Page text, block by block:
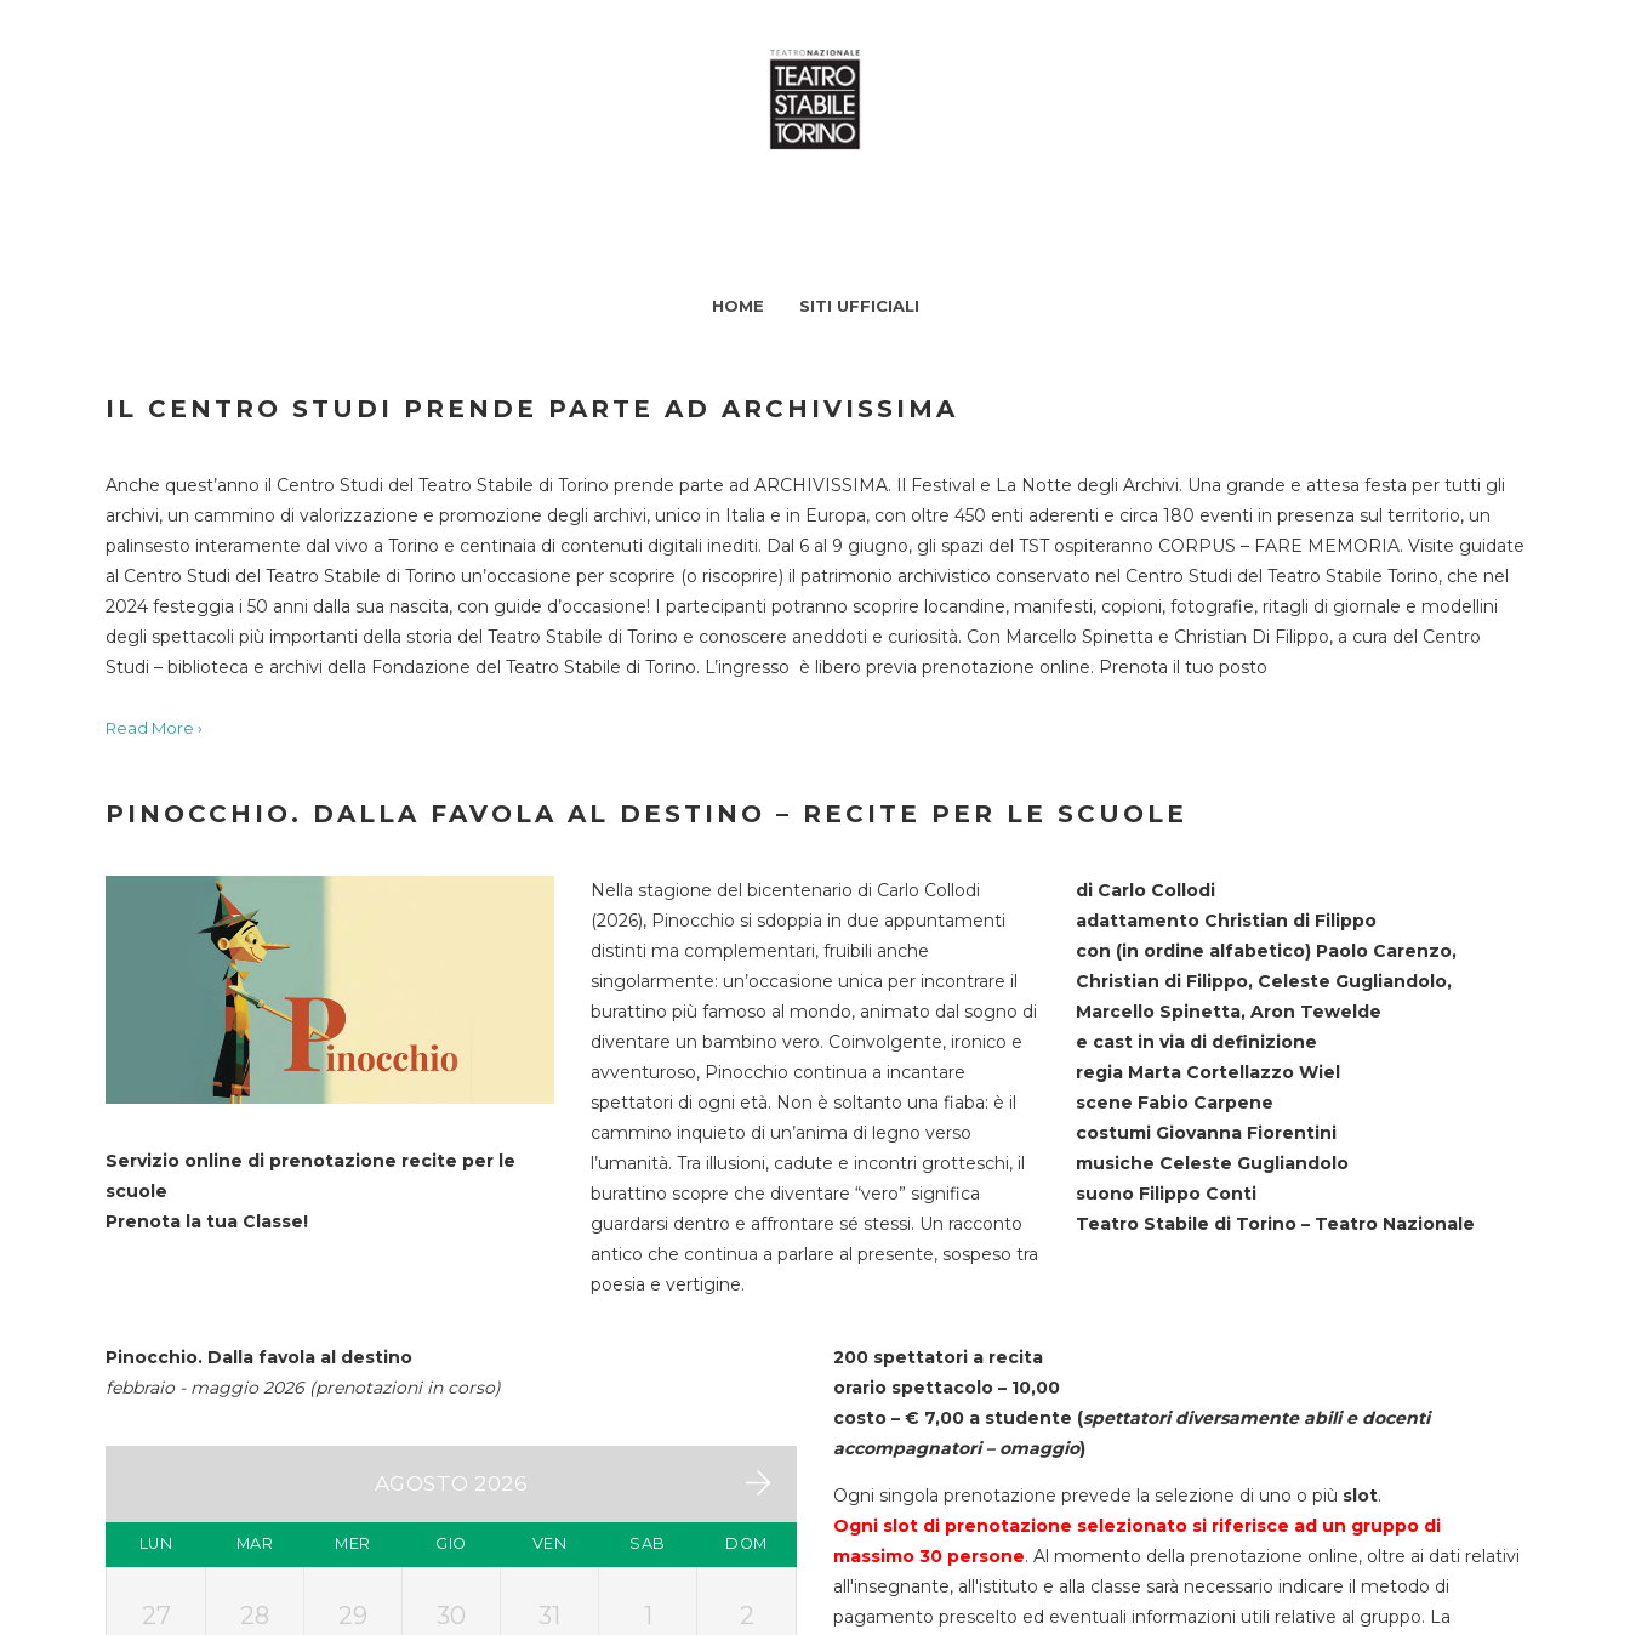
HOME SITI UFFICIALI
IL CENTRO STUDI PRENDE PARTE AD ARCHIVISSIMA
Anche quest’anno il Centro Studi del Teatro Stabile di Torino prende parte ad ARCHIVISSIMA. Il Festival e La Notte degli Archivi. Una grande e attesa festa per tutti gli
archivi, un cammino di valorizzazione e promozione degli archivi, unico in Italia e in Europa, con oltre 450 enti aderenti e circa 180 eventi in presenza sul territorio, un
palinsesto interamente dal vivo a Torino e centinaia di contenuti digitali inediti. Dal 6 al 9 giugno, gli spazi del TST ospiteranno CORPUS – FARE MEMORIA. Visite guidate
al Centro Studi del Teatro Stabile di Torino un’occasione per scoprire (o riscoprire) il patrimonio archivistico conservato nel Centro Studi del Teatro Stabile Torino, che nel
2024 festeggia i 50 anni dalla sua nascita, con guide d’occasione! I partecipanti potranno scoprire locandine, manifesti, copioni, fotografie, ritagli di giornale e modellini
degli spettacoli più importanti della storia del Teatro Stabile di Torino e conoscere aneddoti e curiosità. Con Marcello Spinetta e Christian Di Filippo, a cura del Centro
Studi – biblioteca e archivi della Fondazione del Teatro Stabile di Torino. L’ingresso è libero previa prenotazione online. Prenota il tuo posto
Read More ›
PINOCCHIO. DALLA FAVOLA AL DESTINO – RECITE PER LE SCUOLE
Servizio online di prenotazione recite per le
scuole
Prenota la tua Classe!
Nella stagione del bicentenario di Carlo Collodi
(2026), Pinocchio si sdoppia in due appuntamenti
distinti ma complementari, fruibili anche
singolarmente: un’occasione unica per incontrare il
burattino più famoso al mondo, animato dal sogno di
diventare un bambino vero. Coinvolgente, ironico e
avventuroso, Pinocchio continua a incantare
spettatori di ogni età. Non è soltanto una fiaba: è il
cammino inquieto di un’anima di legno verso
l’umanità. Tra illusioni, cadute e incontri grotteschi, il
burattino scopre che diventare “vero” significa
guardarsi dentro e affrontare sé stessi. Un racconto
antico che continua a parlare al presente, sospeso tra
poesia e vertigine.
di Carlo Collodi
adattamento Christian di Filippo
con (in ordine alfabetico) Paolo Carenzo,
Christian di Filippo, Celeste Gugliandolo,
Marcello Spinetta, Aron Tewelde
e cast in via di definizione
regia Marta Cortellazzo Wiel
scene Fabio Carpene
costumi Giovanna Fiorentini
musiche Celeste Gugliandolo
suono Filippo Conti
Teatro Stabile di Torino – Teatro Nazionale
Pinocchio. Dalla favola al destino
febbraio - maggio 2026 (prenotazioni in corso)
AGOSTO 2026
LUN MAR MER GIO VEN SAB DOM
27 28 29 30 31 1 2
200 spettatori a recita
orario spettacolo – 10,00
costo – € 7,00 a studente (spettatori diversamente abili e docenti
accompagnatori – omaggio)
Ogni singola prenotazione prevede la selezione di uno o più slot.
Ogni slot di prenotazione selezionato si riferisce ad un gruppo di
massimo 30 persone. Al momento della prenotazione online, oltre ai dati relativi
all'insegnante, all'istituto e alla classe sarà necessario indicare il metodo di
pagamento prescelto ed eventuali informazioni utili relative al gruppo. La